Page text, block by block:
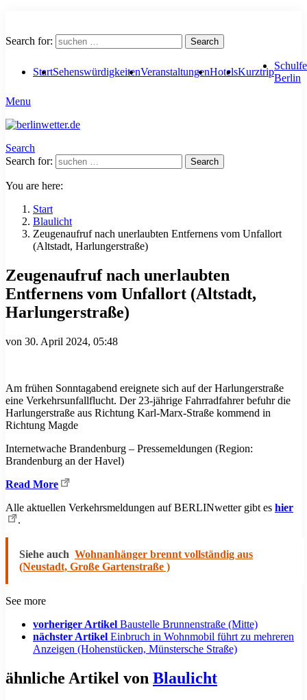
Search for: Search
StartSehenswürdigkeitenVeranstaltungenHotelsKurztrip
Berlin
Menu
Search
Search for:
Search
You are here:
Start
Blaulicht
Zeugenaufruf nach unerlaubten Entfernens vom Unfallort
(Altstadt, Harlungerstraße)
Zeugenaufruf nach unerlaubten
Entfernens vom Unfallort (Altstadt,
Harlungerstraße)
von 30. April 2024, 05:48
Am frühen Sonntagabend ereignete sich auf der Harlungerstraße
eine Verkehrsunfallflucht. Der 23-jährige Fahrradfahrer befuhr die
Harlungerstraße aus Richtung Karl-Marx-Straße kommend in
Richtung Magde
Internetwache Brandenburg – Pressemeldungen (Region:
Brandenburg an der Havel)
Read More
Alle aktuellen Verkehrsmeldungen auf BERLINwetter gibt es hier
.
Siehe auch Wohnanhänger brennt vollständig aus
(Neustadt, Große Gartenstraße )
See more
vorheriger Artikel Baustelle Brunnenstraße (Mitte)
nächster Artikel Einbruch in Wohnmobil führt zu mehreren
Anzeigen (Hohenstücken, Münstersche Straße)
ähnliche Artikel von Blaulicht